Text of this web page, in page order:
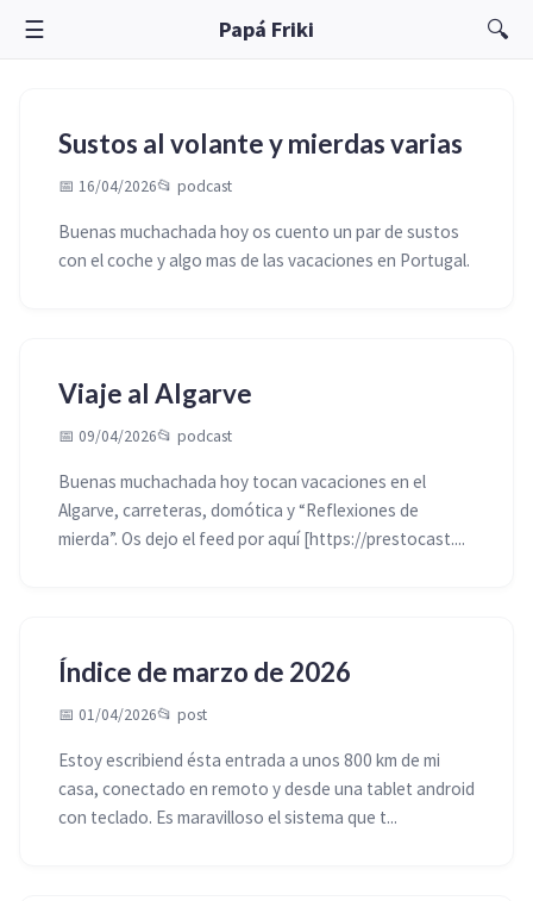
☰ Papá Friki 🔍
Sustos al volante y mierdas varias
📅 16/04/2026📂 podcast
Buenas muchachada hoy os cuento un par de sustos
con el coche y algo mas de las vacaciones en Portugal.
Viaje al Algarve
📅 09/04/2026📂 podcast
Buenas muchachada hoy tocan vacaciones en el
Algarve, carreteras, domótica y “Reflexiones de
mierda”. Os dejo el feed por aquí [https://prestocast....
Índice de marzo de 2026
📅 01/04/2026📂 post
Estoy escribiend ésta entrada a unos 800 km de mi
casa, conectado en remoto y desde una tablet android
con teclado. Es maravilloso el sistema que t...